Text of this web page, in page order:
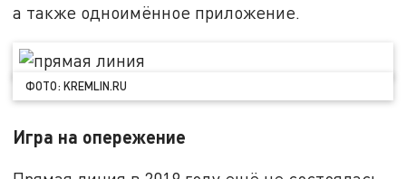
а также одноимённое приложение.
ФОТО: KREMLIN.RU
Игра на опережение